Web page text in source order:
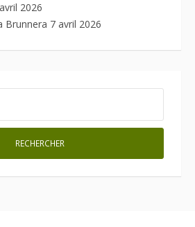
2026
Brunnera 7 avril 2026